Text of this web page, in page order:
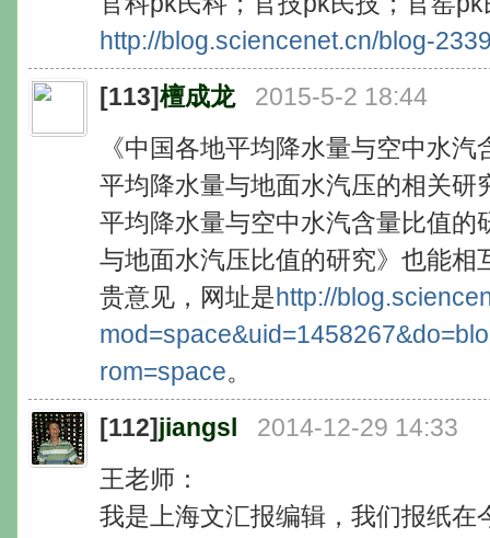
http://blog.sciencenet.cn/blog-
[113]檀成龙
2015-5-2 18:44
《中国各地平均降水量与空中水
平均降水量与地面水汽压的相关
平均降水量与空中水汽含量比值
与地面水汽压比值的研究》也能
贵意见，网址是http://
rom=space。
[112]jiangsl
2014-12-29 14:33
王老师：
我是上海文汇报编辑，我们报纸